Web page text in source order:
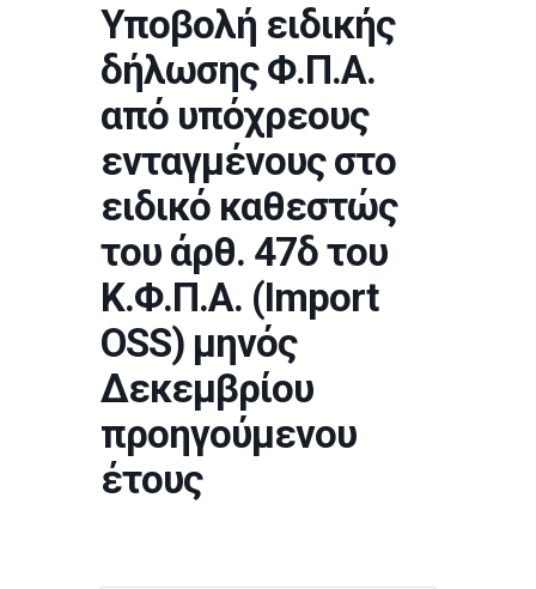
Υποβολή ειδικής
δήλωσης Φ.Π.Α.
από υπόχρεους
ενταγμένους στο
ειδικό καθεστώς
του άρθ. 47δ του
Κ.Φ.Π.Α. (Import
OSS) μηνός
Δεκεμβρίου
προηγούμενου
έτους